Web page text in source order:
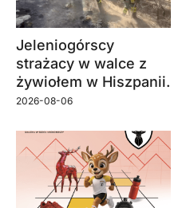
Jeleniogórscy
strażacy w walce z
żywiołem w Hiszpanii.
2026-08-06